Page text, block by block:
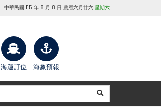
中華民國 115 年 8 月 8 日 農曆六月廿六 星期六
海運訂位 海象預報